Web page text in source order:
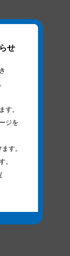
方
？
ど
土）
112－1）
せ
す。
ジを
す。
。